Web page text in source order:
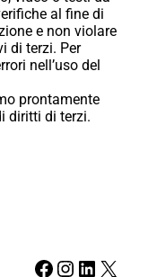
al fine di
e non violare
di terzi. Per
nell’uso del
prontamente
diritti di terzi.
Facebook Instagram LinkedIn X